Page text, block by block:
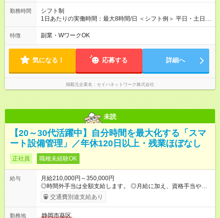
勤務時間
シフト制
1日あたりの実働時間：最大8時間/日 ＜シフト例＞ 平日・土日／
10：00～19：00（実働8時間／休憩1時間） ※残業は月平均10
時間以下です。
特徴 副業・WワークOK
気になる！ 応募する 詳細へ
掲載元企業名 セイハネットワーク株式会社
未読
【20～30代活躍中】自分時間を最大化する「スマ
ート設備管理」／年休120日以上・残業ほぼなし
正社員 職種未経験OK
給与
月給210,000円～350,000円
◎時間外手当は全額支給します。 ◎月給に加え、資格手当や報奨
金制度、家賃補助制度などもあります。 【試用期間】試用期間
なし
交通費別途支給あり
勤務地
静岡市葵区